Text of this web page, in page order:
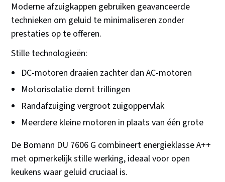
Moderne afzuigkappen gebruiken geavanceerde
technieken om geluid te minimaliseren zonder
prestaties op te offeren.
Stille technologieën:
DC-motoren draaien zachter dan AC-motoren
Motorisolatie demt trillingen
Randafzuiging vergroot zuigoppervlak
Meerdere kleine motoren in plaats van één grote
De Bomann DU 7606 G combineert energieklasse A++
met opmerkelijk stille werking, ideaal voor open
keukens waar geluid cruciaal is.